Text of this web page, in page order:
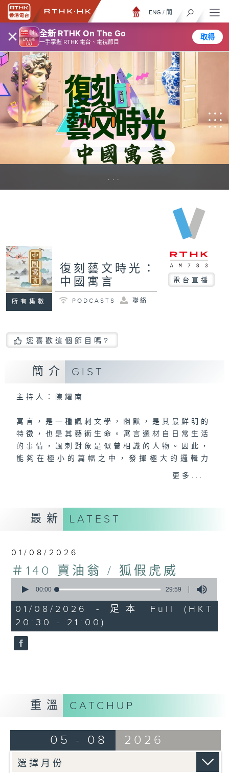
× 全新 RTHK On The Go
一手掌握 RTHK 電台、電視節目
取得
ENG / 簡
...
所有集數
復刻藝文時光：
中國寓言
電台直播
PODCASTS 聯絡
您喜歡這個節目嗎?
簡介 GIST
主持人：陳耀南
寓言，是一種諷刺文學，幽默，是其最鮮明的
特徵，也是其藝術生命。寓言選材自日常生活
的事情，諷刺對象是似曾相識的人物。因此，
能夠在極小的篇幅之中，發揮極大的邏輯力
量，在會心微笑之中，表現出深刻的諷喻精
戲劇形式演繹，再由陳耀南博士分析箇中哲
理。
更多...
最新 LATEST
01/08/2026
＃140 賣油翁 / 狐假虎威
seconds
29
minutes,
59
seconds
00:00 29:59
01/08/2026 - 足本 Full (HKT
20:30 - 21:00)
重溫 CATCHUP
05 - 08 2026